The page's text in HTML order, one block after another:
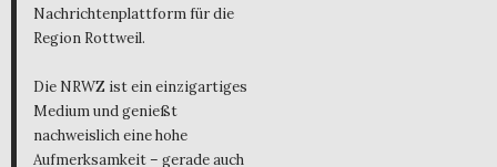
Nachrichtenplattform für die
Region Rottweil.
Die NRWZ ist ein einzigartiges
Medium und genießt
nachweislich eine hohe
Aufmerksamkeit – gerade auch